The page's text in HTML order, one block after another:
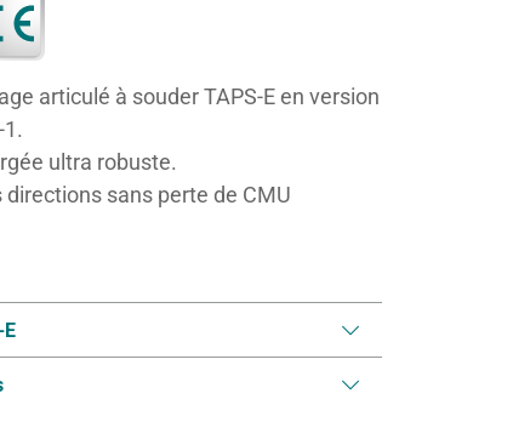
articulé à souder TAPS-E en version
ultra robuste.
sans perte de CMU